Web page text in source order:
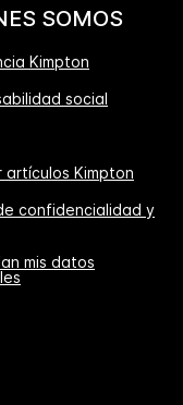
SOMOS
Kimpton
social
artículos Kimpton
confidencialidad y
mis datos